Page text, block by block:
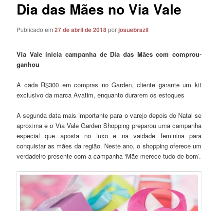
Dia das Mães no Via Vale
Publicado em27 de abril de 2018porjosuebrazil
Via Vale inicia campanha de Dia das Mães com comprou-
ganhou
A cada R$300 em compras no Garden, cliente garante um kit
exclusivo da marca Avatim, enquanto durarem os estoques
A segunda data mais importante para o varejo depois do Natal se
aproxima e o Via Vale Garden Shopping preparou uma campanha
especial que aposta no luxo e na vaidade feminina para
conquistar as mães da região. Neste ano, o shopping oferece um
verdadeiro presente com a campanha ‘Mãe merece tudo de bom’.